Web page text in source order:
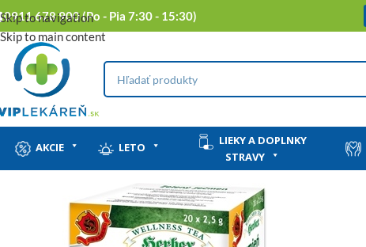
Skip to navigation
Skip to main content
0911 678 900 (Po - Pia 7:30 - 15:30)
AKCIE LETO
LIEKY A DOPLNKY
STRAVY